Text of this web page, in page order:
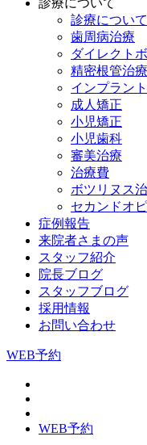
診療について
診療について
歯周病治療
ダイレクト
精密根管治療
インプラント
成人矯正
小児矯正
小児歯科
審美治療
治療費
ボツリヌス
セカンドオ
症例報告
来院者さまの声
スタッフ紹介
院長ブログ
スタッフブログ
採用情報
お問い合わせ
WEB予約
WEB予約